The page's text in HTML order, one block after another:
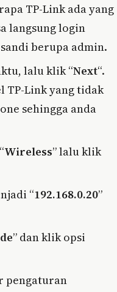
TP-Link ada yang
langsung login
berupa admin.
lalu klik “Next“.
TP-Link yang tidak
sehingga anda
Wireless” lalu klik
“192.168.0.20”
” dan klik opsi
pengaturan